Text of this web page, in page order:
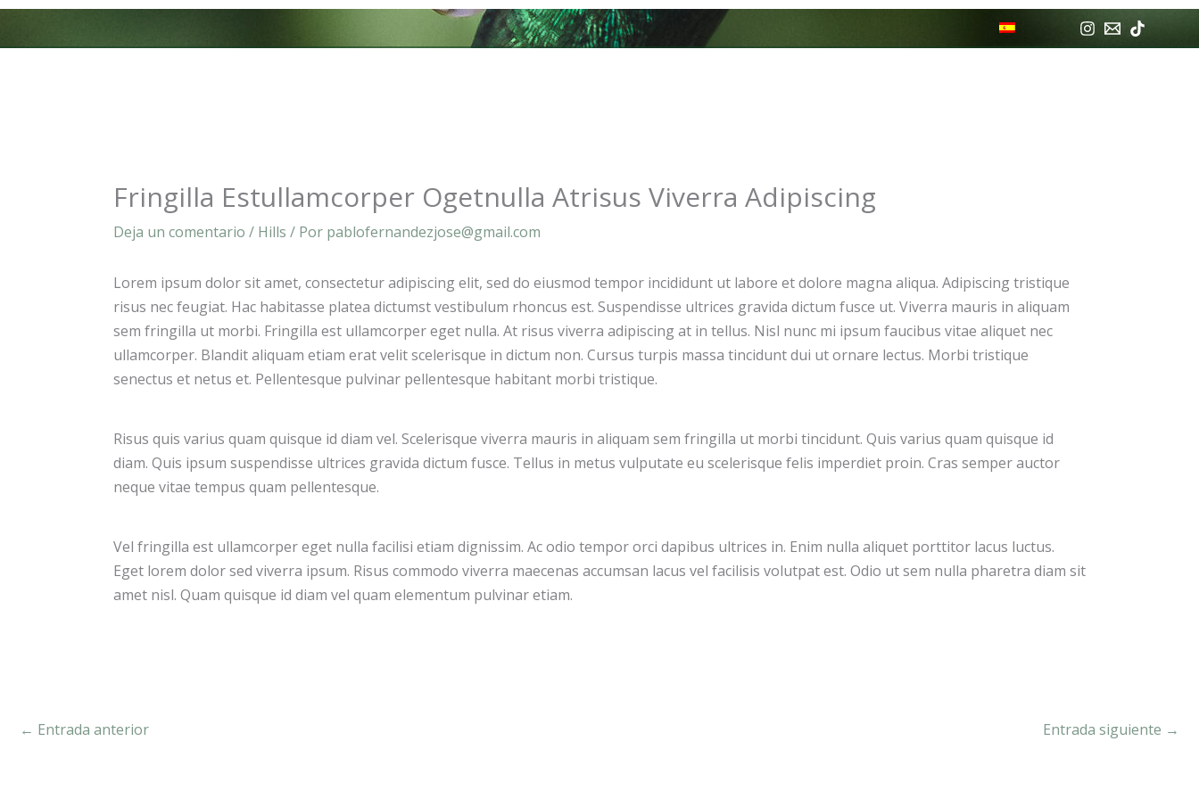
Ir
INICIO PORTFOLIO SOBRE MI
Fringilla Estullamcorper Ogetnulla Atrisus Viverra Adipiscing
Deja un comentario / Hills / Por pablofernandezjose@gmail.com
Lorem ipsum dolor sit amet, consectetur adipiscing elit, sed do eiusmod tempor incididunt ut labore et dolore magna aliqua. Adipiscing tristique
risus nec feugiat. Hac habitasse platea dictumst vestibulum rhoncus est. Suspendisse ultrices gravida dictum fusce ut. Viverra mauris in aliquam
sem fringilla ut morbi. Fringilla est ullamcorper eget nulla. At risus viverra adipiscing at in tellus. Nisl nunc mi ipsum faucibus vitae aliquet nec
ullamcorper. Blandit aliquam etiam erat velit scelerisque in dictum non. Cursus turpis massa tincidunt dui ut ornare lectus. Morbi tristique
senectus et netus et. Pellentesque pulvinar pellentesque habitant morbi tristique.
Risus quis varius quam quisque id diam vel. Scelerisque viverra mauris in aliquam sem fringilla ut morbi tincidunt. Quis varius quam quisque id
diam. Quis ipsum suspendisse ultrices gravida dictum fusce. Tellus in metus vulputate eu scelerisque felis imperdiet proin. Cras semper auctor
neque vitae tempus quam pellentesque.
Vel fringilla est ullamcorper eget nulla facilisi etiam dignissim. Ac odio tempor orci dapibus ultrices in. Enim nulla aliquet porttitor lacus luctus.
Eget lorem dolor sed viverra ipsum. Risus commodo viverra maecenas accumsan lacus vel facilisis volutpat est. Odio ut sem nulla pharetra diam sit
amet nisl. Quam quisque id diam vel quam elementum pulvinar etiam.
← Entrada anterior Entrada siguiente →